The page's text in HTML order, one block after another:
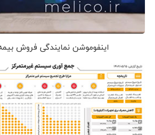
اینفوموشن نمایندگی فروش